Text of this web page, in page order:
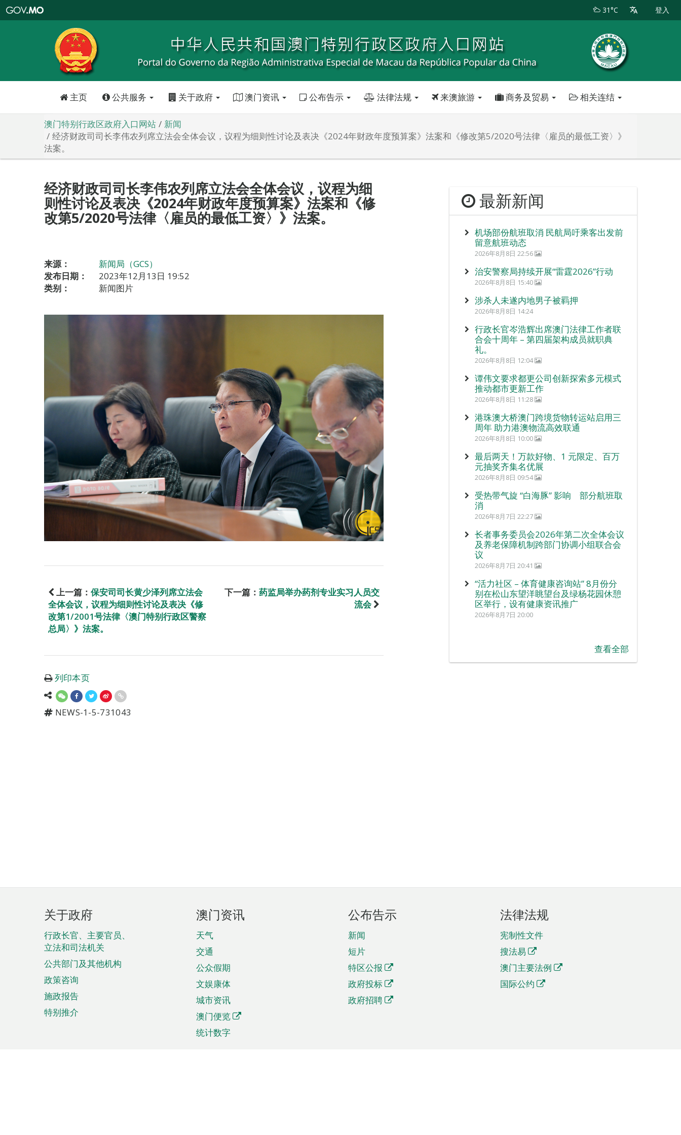
特
政
区
政
口
31°C 登入
主页 公共服务 关于政府 澳门资讯 公布告示 法律法规 来澳旅游 商务及贸易 相关连结
澳门特别行政区政府入口网站
新闻
经济财政司司长李伟农列席立法会全体会议，议程为细则性讨论及表决《2024年财政年度预算案》法案和《修改第5/2020号法律〈雇员的最低工资〉》
法案。
经济财政司司长李伟农列席立法会全体会议，议程为细
则性讨论及表决《2024年财政年度预算案》法案和《修
改第5/2020号法律〈雇员的最低工资〉》法案。
来源：
新闻局（GCS）
发布日期：
2023年12月13日 19:52
类别：
新闻图片
上一篇： 保安司司长黄少泽列席立法会
全体会议，议程为细则性讨论及表决《修
改第1/2001号法律〈澳门特别行政区警察
总局〉》法案。
下一篇： 药监局举办药剂专业实习人员交
流会
列印本页
NEWS-1-5-731043
最新新闻
机场部份航班取消 民航局吁乘客出发前
留意航班动态
2026年8月8日 22:56
治安警察局持续开展“雷霆2026”行动
2026年8月8日 15:40
涉杀人未遂内地男子被羁押
2026年8月8日 14:24
行政长官岑浩辉出席澳门法律工作者联
合会十周年 – 第四届架构成员就职典
礼。
2026年8月8日 12:04
谭伟文要求都更公司创新探索多元模式
推动都市更新工作
2026年8月8日 11:28
港珠澳大桥澳门跨境货物转运站启用三
周年 助力港澳物流高效联通
2026年8月8日 10:00
最后两天！万款好物、1 元限定、百万
元抽奖齐集名优展
2026年8月8日 09:54
受热带气旋 “白海豚” 影响 部分航班取
消
2026年8月7日 22:27
长者事务委员会2026年第二次全体会议
及养老保障机制跨部门协调小组联合会
议
2026年8月7日 20:41
“活力社区 – 体育健康咨询站” 8月份分
别在松山东望洋眺望台及绿杨花园休憩
区举行，设有健康资讯推广
2026年8月7日 20:00
查看全部
页
脚
菜
单
关于政府
行政长官、主要官员、
立法和司法机关
公共部门及其他机构
政策咨询
施政报告
特别推介
澳门资讯
天气
交通
公众假期
文娱康体
城市资讯
澳门便览
统计数字
公布告示
新闻
短片
特区公报
政府投标
政府招聘
法律法规
宪制性文件
搜法易
澳门主要法例
国际公约